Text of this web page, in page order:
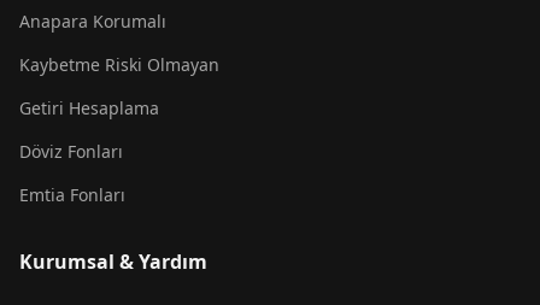
Anapara Korumalı
Kaybetme Riski Olmayan
Getiri Hesaplama
Döviz Fonları
Emtia Fonları
Kurumsal & Yardım